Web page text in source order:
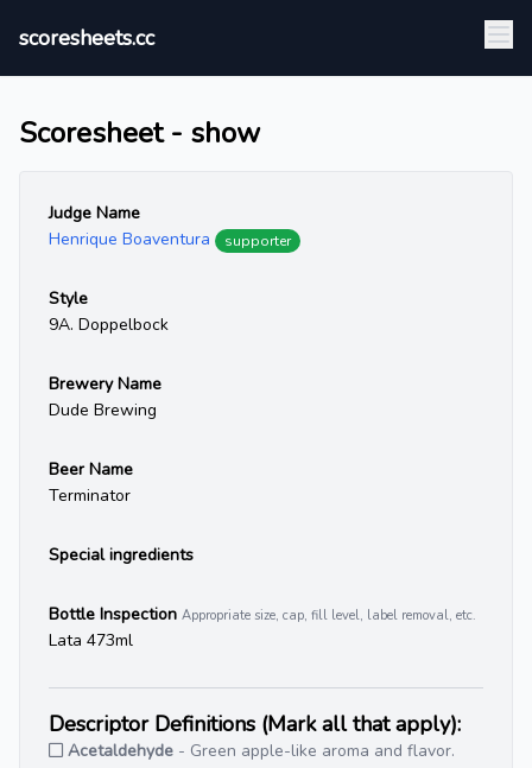
scoresheets.cc
Scoresheet - show
Judge Name
Henrique Boaventura
supporter
Style
9A. Doppelbock
Brewery Name
Dude Brewing
Beer Name
Terminator
Special ingredients
Bottle Inspection Appropriate size, cap, fill level, label removal, etc.
Lata 473ml
Descriptor Definitions (Mark all that apply):
Acetaldehyde - Green apple-like aroma and flavor.